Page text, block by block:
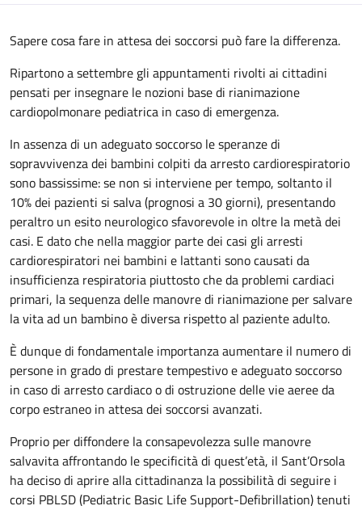
Sapere cosa fare in attesa dei soccorsi può fare la differenza.
Ripartono a settembre gli appuntamenti rivolti ai cittadini
pensati per insegnare le nozioni base di rianimazione
cardiopolmonare pediatrica in caso di emergenza.
In assenza di un adeguato soccorso le speranze di
sopravvivenza dei bambini colpiti da arresto cardiorespiratorio
sono bassissime: se non si interviene per tempo, soltanto il
10% dei pazienti si salva (prognosi a 30 giorni), presentando
peraltro un esito neurologico sfavorevole in oltre la metà dei
casi. E dato che nella maggior parte dei casi gli arresti
cardiorespiratori nei bambini e lattanti sono causati da
insufficienza respiratoria piuttosto che da problemi cardiaci
primari, la sequenza delle manovre di rianimazione per salvare
la vita ad un bambino è diversa rispetto al paziente adulto.
È dunque di fondamentale importanza aumentare il numero di
persone in grado di prestare tempestivo e adeguato soccorso
in caso di arresto cardiaco o di ostruzione delle vie aeree da
corpo estraneo in attesa dei soccorsi avanzati.
Proprio per diffondere la consapevolezza sulle manovre
salvavita affrontando le specificità di quest’età, il Sant’Orsola
ha deciso di aprire alla cittadinanza la possibilità di seguire i
corsi PBLSD (Pediatric Basic Life Support-Defibrillation) tenuti